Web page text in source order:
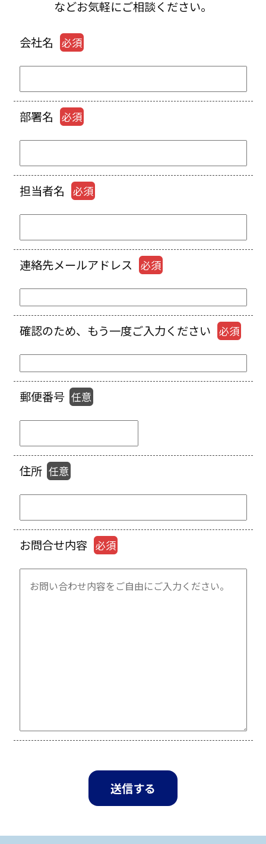
などお気軽にご相談ください。
会社名 必須
部署名 必須
担当者名 必須
連絡先メールアドレス 必須
確認のため、もう一度ご入力ください 必須
郵便番号 任意
住所 任意
お問合せ内容 必須